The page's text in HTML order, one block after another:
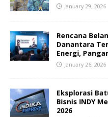
January 29, 2026
Rencana
Danantara
Energi,
January 26, 2026
Eksplorasi
Bisnis INDY
2026